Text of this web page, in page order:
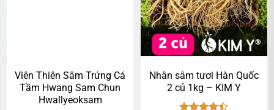
Viên Thiên Sâm Trứng Cá
Tầm Hwang Sam Chun
Hwallyeoksam
Nhân sâm tươi Hàn Quốc
2 củ 1kg – KIM Y